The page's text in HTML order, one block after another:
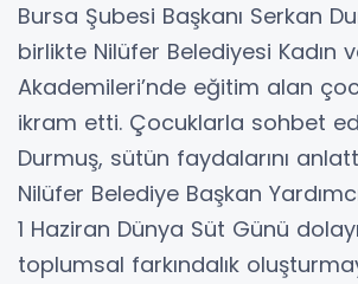
Bursa Şubesi Başkanı Serkan
birlikte Nilüfer Belediyesi Kadın
Akademileri’nde eğitim alan
ikram etti. Çocuklarla sohbet
Durmuş, sütün faydalarını
Nilüfer Belediye Başkan
1 Haziran Dünya Süt Günü
toplumsal farkındalık